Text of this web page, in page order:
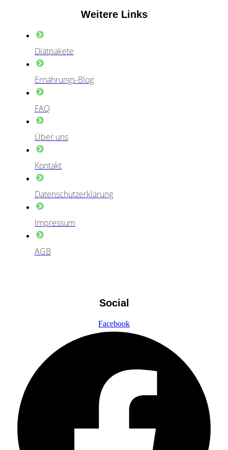
Weitere Links
Diätpakete
Ernährungs-Blog
FAQ
Über uns
Kontakt
Datenschutzerklärung
Impressum
AGB
Social
Facebook